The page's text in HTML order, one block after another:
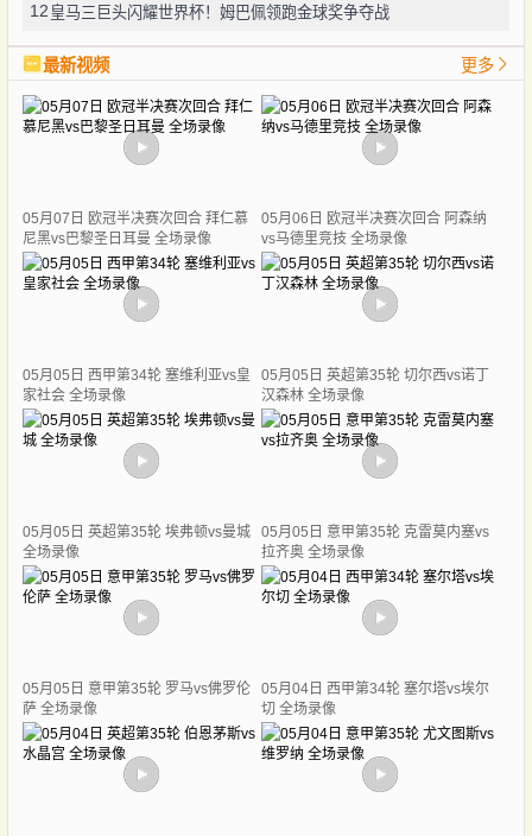
12 皇马三巨头闪耀世界杯！姆巴佩领跑金球奖争夺战
最新视频 更多
05月07日 欧冠半决赛次回合 拜仁慕
尼黑vs巴黎圣日耳曼 全场录像
05月06日 欧冠半决赛次回合 阿森纳
vs马德里竞技 全场录像
05月05日 西甲第34轮 塞维利亚vs皇
家社会 全场录像
05月05日 英超第35轮 切尔西vs诺丁
汉森林 全场录像
05月05日 英超第35轮 埃弗顿vs曼城
全场录像
05月05日 意甲第35轮 克雷莫内塞vs
拉齐奥 全场录像
05月05日 意甲第35轮 罗马vs佛罗伦
萨 全场录像
05月04日 西甲第34轮 塞尔塔vs埃尔
切 全场录像